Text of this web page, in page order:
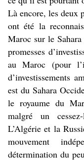
Là encore, les deux
ont été la
Maroc sur le
promesses
au Maroc (pour
d’investissements
est du Sahara
le royaume du
malgré un
L’Algérie et la
mouvement
détermination du